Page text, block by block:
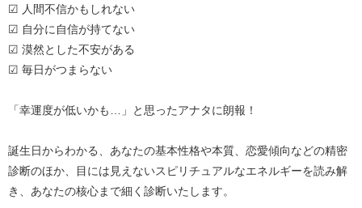
☑ 人間不信かもしれない
☑ 自分に自信が持てない
☑ 漠然とした不安がある
☑ 毎日がつまらない
「幸運度が低いかも…」と思ったアナタに朗報！
誕生日からわかる、あなたの基本性格や本質、恋愛傾向などの精密
診断のほか、目には見えないスピリチュアルなエネルギーを読み解
き、あなたの核心まで細く診断いたします。